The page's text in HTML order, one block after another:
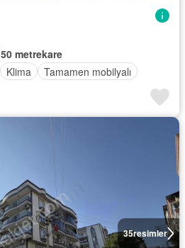
50 metrekare
Klima Tamamen mobilyalı
35resimler